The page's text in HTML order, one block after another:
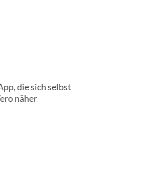
die sich selbst
näher